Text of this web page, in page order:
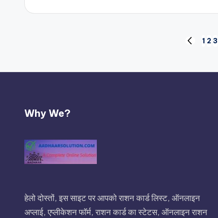
pagination
1 2 3
Why We?
हेलो दोस्तों, इस साइट पर आपको राशन कार्ड लिस्ट, ऑनलाइन
अप्लाई, एप्लीकेशन फॉर्म, राशन कार्ड का स्टेटस, ऑनलाइन राशन